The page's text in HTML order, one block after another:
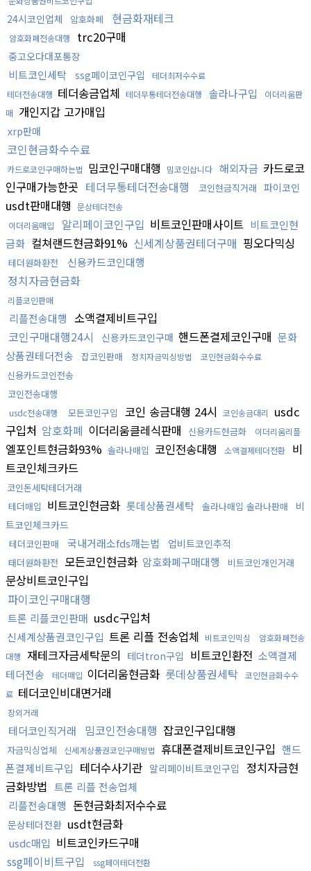
24시코인업체 암호화폐 현금화재테크
암호화폐전송대행 trc20구매
중고오다대포통장
비트코인세탁 ssg페이코인구입
테더최저수수료
테더전송대행 테더송금업체 테더무통테더전송대행 솔라나구입
이더리움판
매 개인지갑 고가매입
xrp판매
코인현금화수수료
카드로코인구매하는법 밈코인구매대행 밈코인삽니다 해외자금 카드로코
인구매가능한곳 테더무통테더전송대행 코인현금직거래 파이코인
usdt판매대행 문상테더전송
이더리움매입
알리페이코인구입 비트코인판매사이트 비트코인현
금화 컬쳐랜드현금화91% 신세계상품권테더구매 핑오다믹싱
테더원화환전 신용카드코인대행
정치자금현금화
리플코인판매
리플전송대행 소액결제비트구입
코인구매대행24시
신용카드코인구매 핸드폰결제코인구매 문화
상품권테더전송
잡코인판매 정치자금믹싱방법 코인현금화수수료
신용카드코인전송
코인전송대행
usdc전송대행 모든코인구입 코인 송금대행 24시 코인송금대리
usdc
구입처 암호화폐 이더리움클레식판매 신용카드현금화 이더리움리플
엘포인트현금화93% 솔라나매입 코인전송대행 소액결제테더전환
비
트코인체크카드
코인돈세탁테더거래
테더매입 비트코인현금화 롯데상품권세탁 솔라나매입 솔라나판매
비
트코인체크카드
테더코인판매 국내거래소fds깨는법 업비트코인추적
태더원화환전 모든코인현금화 암호화폐구매대행 비트코인개인거래
문상비트코인구입
파이코인구매대행
트론 리플코인판매 usdc구입처
신세계상품권코인구입 트론 리플 전송업체 비트코인믹싱
암호화폐전송
대행 재테크자금세탁문의 테더tron구입 비트코인환전 소액결제
테더전송
테더매입 이더리움현금화 롯데상품권세탁
코인현금화수수
료 테더코인비대면거래
장외거래
테더코인직거래 밈코인전송대행 잡코인구입대행
자금믹싱업체 신세계상품권코인구매방법 휴대폰결제비트코인구입 핸드
폰결제비트구입 테더수사기관 알리페이비트코인구입
정치자금현
금화방법 트론 리플 전송업체
리플전송대행 돈현금화최저수수료
문상테더전환 usdt현금화
usdc매입 비트코인카드구매
ssg페이비트구입
ssg페이테더전환